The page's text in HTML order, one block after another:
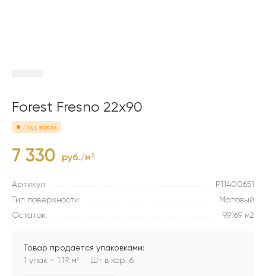
Forest Fresno 22x90
Под заказ
7 330 руб./м2
Артикул:
P11400651
Тип поверхности:
Матовый
Остаток:
9.9169 м2
Товар продается упаковками:
1 упак = 1.19 м2 Шт в кор: 6